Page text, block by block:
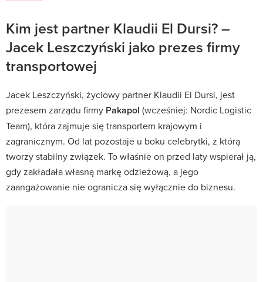
Kim jest partner Klaudii El Dursi? –
Jacek Leszczyński jako prezes firmy
transportowej
Jacek Leszczyński, życiowy partner Klaudii El Dursi, jest
prezesem zarządu firmy Pakapol (wcześniej: Nordic Logistic
Team), która zajmuje się transportem krajowym i
zagranicznym. Od lat pozostaje u boku celebrytki, z którą
tworzy stabilny związek. To właśnie on przed laty wspierał ją,
gdy zakładała własną markę odzieżową, a jego
zaangażowanie nie ogranicza się wyłącznie do biznesu.